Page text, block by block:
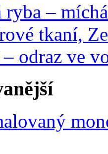
–
tkaní,
odraz ve